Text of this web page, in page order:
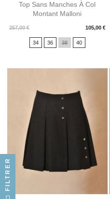
Top Sans Manches À Col
Montant Malloni
257,00 € 105,00 €
Prix
34 36 38 40
FILTRER